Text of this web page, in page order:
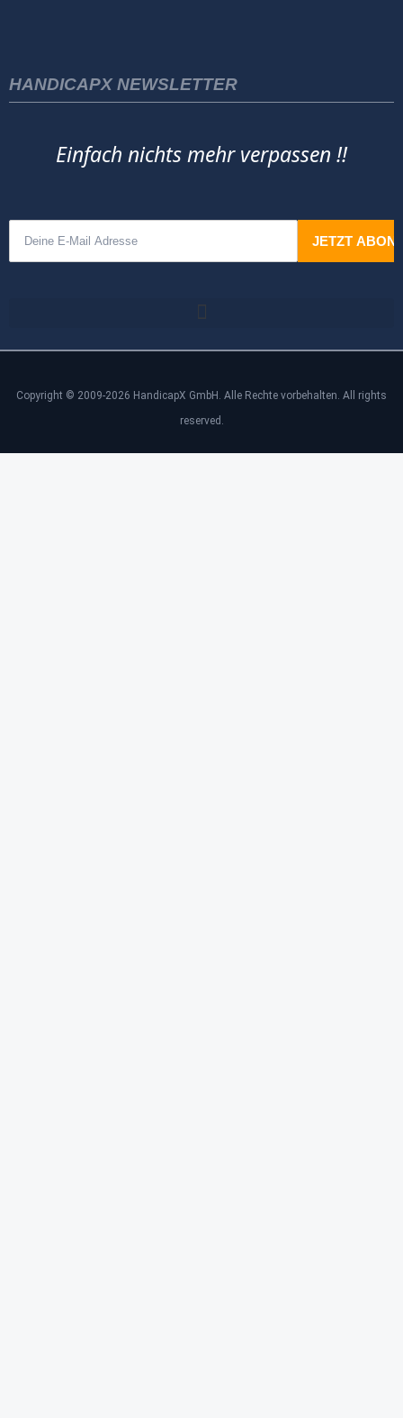
HANDICAPX NEWSLETTER
Einfach nichts mehr verpassen !!
Copyright © 2009-2026 HandicapX GmbH. Alle Rechte vorbehalten. All rights
reserved.